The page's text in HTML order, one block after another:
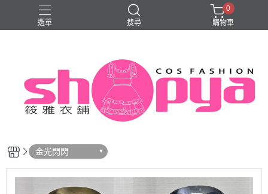
選單 搜尋
旗袍
0
購物車
金光閃閃